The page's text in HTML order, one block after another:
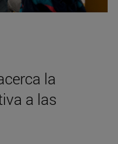
la
a las